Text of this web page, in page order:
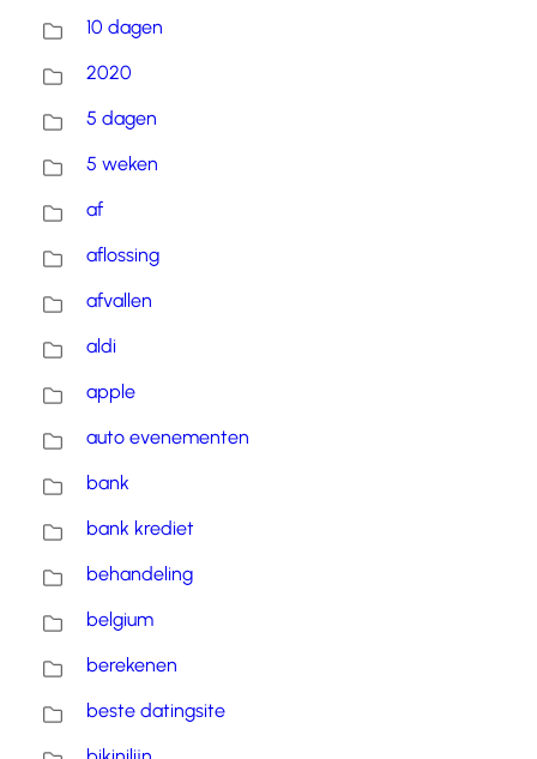
10 dagen
2020
5 dagen
5 weken
af
aflossing
afvallen
aldi
apple
auto evenementen
bank
bank krediet
behandeling
belgium
berekenen
beste datingsite